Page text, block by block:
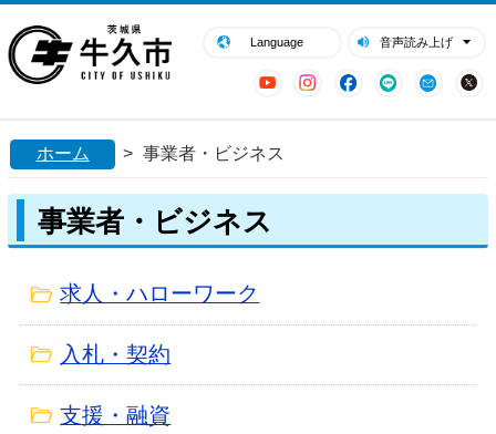
Language 音声読み上げ
YouTubeInstagram
Facebook
LINE Mail
閉じる
ホーム > 事業者・ビジネス
事業者・ビジネス
求人・ハローワーク
入札・契約
支援・融資